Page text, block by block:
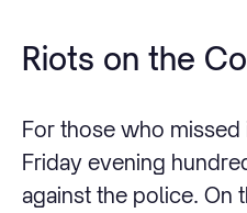
Riots on the
For those who
Friday evening
against the police. On